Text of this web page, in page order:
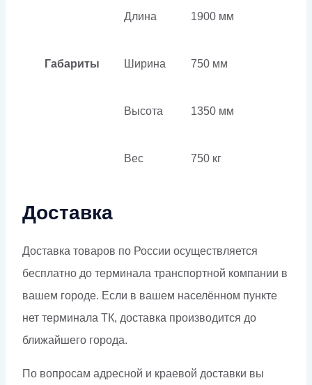
Габариты
Длина 1900 мм
Ширина 750 мм
Высота 1350 мм
Вес 750 кг
Доставка
Доставка товаров по России осуществляется
бесплатно до терминала транспортной компании в
вашем городе. Если в вашем населённом пункте
нет терминала ТК, доставка производится до
ближайшего города.
По вопросам адресной и краевой доставки вы